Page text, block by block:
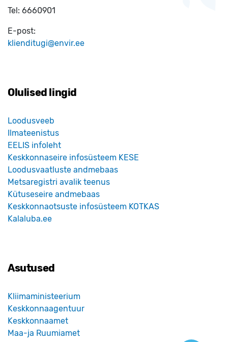
Tel: 6660901
E-post:
klienditugi@envir.ee
Olulised lingid
Loodusveeb
Ilmateenistus
EELIS infoleht
Keskkonnaseire infosüsteem KESE
Loodusvaatluste andmebaas
Metsaregistri avalik teenus
Kütuseseire andmebaas
Keskkonnaotsuste infosüsteem KOTKAS
Kalaluba.ee
Asutused
Kliimaministeerium
Keskkonnaagentuur
Keskkonnaamet
Maa-ja Ruumiamet